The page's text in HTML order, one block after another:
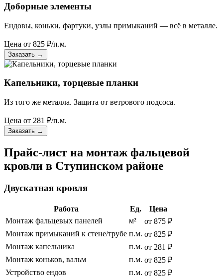
Доборные элементы
Ендовы, коньки, фартуки, узлы примыканий — всё в металле.
Цена от 825 ₽/п.м.
Заказать →
Капельники, торцевые планки
Из того же металла. Защита от ветрового подсоса.
Цена от 281 ₽/п.м.
Заказать →
Прайс-лист на монтаж фальцевой
кровли в Ступинском районе
Двускатная кровля
Работа Ед.
Цена
Монтаж фальцевых панелей
м²
от 875 ₽
Монтаж примыканий к стене/трубе п.м. от 825 ₽
Монтаж капельника
п.м. от 281 ₽
Монтаж коньков, вальм
п.м. от 825 ₽
Устройство ендов
п.м. от 825 ₽